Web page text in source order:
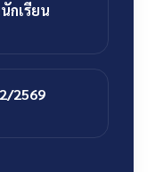
กเรียน
2569